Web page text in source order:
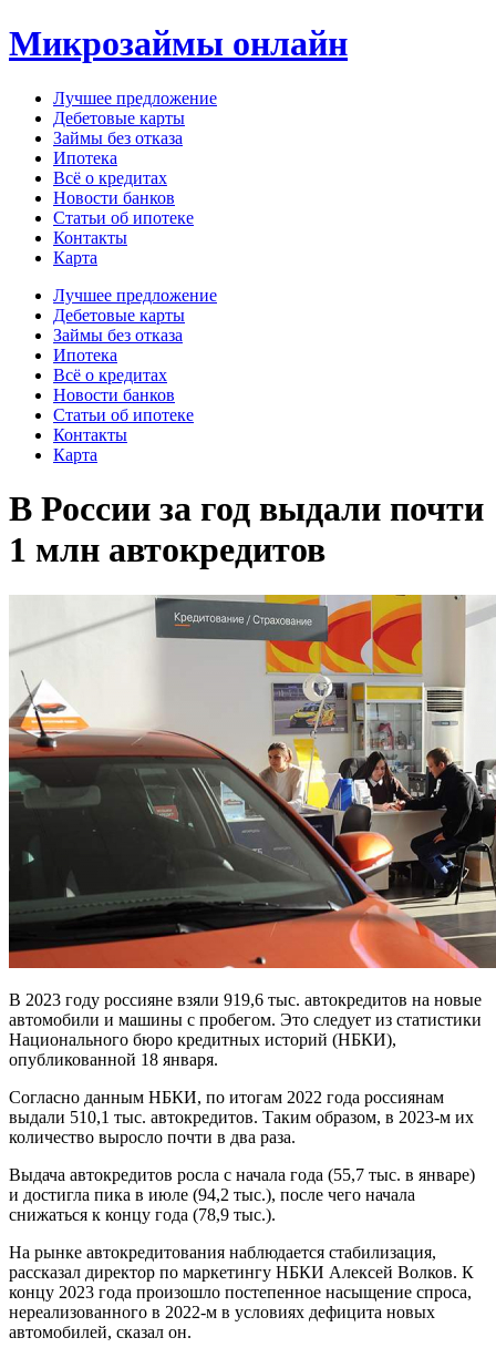
Перейти
к
Микрозаймы онлайн
Лучшее предложение
Дебетовые карты
Займы без отказа
Ипотека
Всё о кредитах
Новости банков
Статьи об ипотеке
Контакты
Карта
Меню Лучшее предложение
Дебетовые карты
Займы без отказа
Ипотека
Всё о кредитах
Новости банков
Статьи об ипотеке
Контакты
Карта
В России за год выдали почти
1 млн автокредитов
В 2023 году россияне взяли 919,6 тыс. автокредитов на новые
автомобили и машины с пробегом. Это следует из статистики
Национального бюро кредитных историй (НБКИ),
опубликованной 18 января.
Согласно данным НБКИ, по итогам 2022 года россиянам
выдали 510,1 тыс. автокредитов. Таким образом, в 2023-м их
количество выросло почти в два раза.
Выдача автокредитов росла с начала года (55,7 тыс. в январе)
и достигла пика в июле (94,2 тыс.), после чего начала
снижаться к концу года (78,9 тыс.).
На рынке автокредитования наблюдается стабилизация,
рассказал директор по маркетингу НБКИ Алексей Волков. К
концу 2023 года произошло постепенное насыщение спроса,
нереализованного в 2022-м в условиях дефицита новых
автомобилей, сказал он.